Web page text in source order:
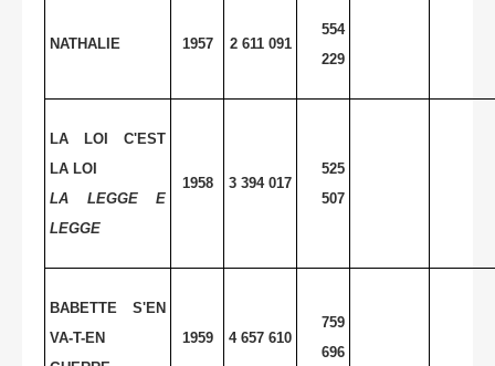
NATHALIE 1957 2 611 091
554
229
LA LOI C'EST
LA LOI
LA LEGGE E
LEGGE
1958 3 394 017
525
507
BABETTE S'EN
VA-T-EN
1959 4 657 610
759
696